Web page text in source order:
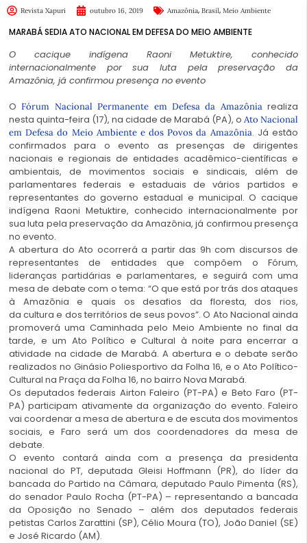
Revista Xapuri outubro 16, 2019 Amazônia, Brasil, Meio Ambiente
MARABÁ SEDIA ATO NACIONAL EM DEFESA DO MEIO AMBIENTE
O cacique indígena Raoni Metuktire, conhecido
internacionalmente por sua luta pela preservação da
Amazônia, já confirmou presença no evento
OFórum Nacional Permanente em Defesa da Amazôniarealiza
nesta quinta-feira (17), na cidade de Marabá (PA), o Ato Nacional
em Defesa do Meio Ambiente e dos Povos da Amazônia. Já estão
confirmados para o evento as presenças de dirigentes
nacionais e regionais de entidades acadêmico-científicas e
ambientais, de movimentos sociais e sindicais, além de
parlamentares federais e estaduais de vários partidos e
representantes do governo estadual e municipal. O cacique
indígena Raoni Metuktire, conhecido internacionalmente por
sua luta pela preservação da Amazônia, já confirmou presença
no evento.
A abertura do Ato ocorrerá a partir das 9h com discursos de
representantes de entidades que compõem o Fórum,
lideranças partidárias e parlamentares, e seguirá com uma
mesa de debate com o tema: “O que está por trás dos ataques
à Amazônia e quais os desafios da floresta, dos rios,
da cultura e dos territórios de seus povos”. O Ato Nacional ainda
promoverá uma Caminhada pelo Meio Ambiente no final da
tarde, e um Ato Político e Cultural à noite para encerrar a
atividade na cidade de Marabá. A abertura e o debate serão
realizados no Ginásio Poliesportivo da Folha 16, e o Ato Político-
Cultural na Praça da Folha 16, no bairro Nova Marabá.
Os deputados federais Airton Faleiro (PT-PA) e Beto Faro (PT-
PA) participam ativamente da organização do evento. Faleiro
vai coordenar a mesa de abertura e de escuta dos movimentos
sociais, e Faro será um dos coordenadores da mesa de
debate.
O evento contará ainda com a presença da presidenta
nacional do PT, deputada Gleisi Hoffmann (PR), do líder da
bancada do Partido na Câmara, deputado Paulo Pimenta (RS),
do senador Paulo Rocha (PT-PA) – representando a bancada
da Oposição no Senado – além dos deputados federais
petistas Carlos Zarattini (SP), Célio Moura (TO), João Daniel (SE)
e José Ricardo (AM).